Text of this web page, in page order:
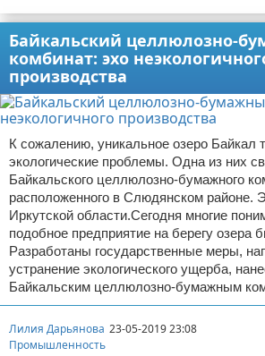
Байкальский целлюлозно-
комбинат: эхо
производства
К сожалению, уникальное озеро Байкал
экологические проблемы. Одна из них
Байкальского целлюлозно-бумажного
расположенного в Слюдянском районе.
Иркутской области.Сегодня многие
подобное предприятие на берегу озера
Разработаны государственные меры,
устранение экологического ущерба,
Байкальским целлюлозно-бумажным
Лилия Дарьянова 23-05-2019 23:08
Промышленность